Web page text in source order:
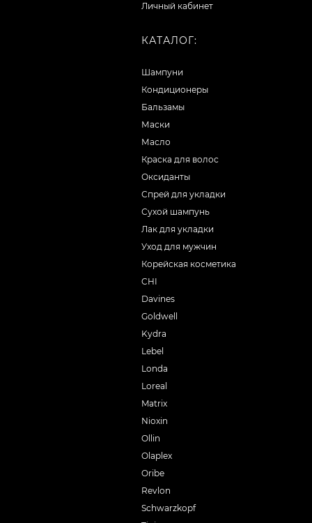
Личный кабинет
КАТАЛОГ:
Шампуни
Кондиционеры
Бальзамы
Маски
Масло
Краска для волос
Оксиданты
Спрей для укладки
Сухой шампунь
Лак для укладки
Уход для мужчин
Корейская косметика
CHI
Davines
Goldwell
Kydra
Lebel
Londa
Loreal
Matrix
Nioxin
Ollin
Olaplex
Oribe
Revlon
Schwarzkopf